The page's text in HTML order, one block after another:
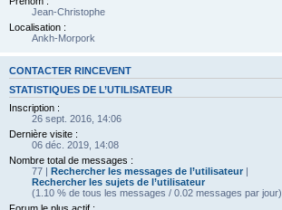
Jean-Christophe
Localisation :
Ankh-Morpork
CONTACTER RINCEVENT
STATISTIQUES DE L’UTILISATEUR
Inscription :
26 sept. 2016, 14:06
Dernière visite :
06 déc. 2019, 14:08
Nombre total de messages :
77 | Rechercher les messages de l’utilisateur |
Rechercher les sujets de l’utilisateur
(1.10 % de tous les messages / 0.02 messages par jour)